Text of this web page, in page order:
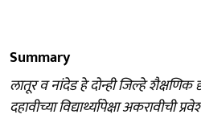
Summary
लातूर व नांदेड हे दोन्ही जिल्हे शैक्षणिक
दहावीच्या विद्यार्थ्यापेक्षा अकरावीची